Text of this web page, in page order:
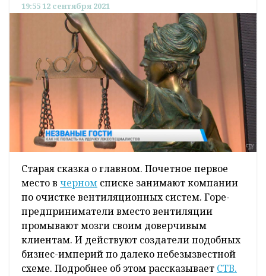
19:55 12 сентября 2021
Cтарая сказка о главном. Почетное первое
место в черном списке занимают компании
по очистке вентиляционных систем. Горе-
предприниматели вместо вентиляции
промывают мозги своим доверчивым
клиентам. И действуют создатели подобных
бизнес-империй по далеко небезызвестной
схеме. Подробнее об этом рассказывает СТВ.